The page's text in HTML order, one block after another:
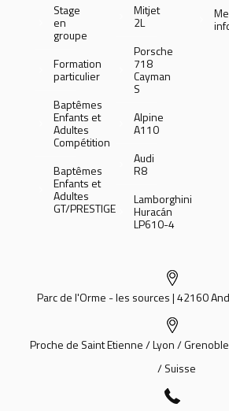
Stage
en
groupe
Formation
particulier
Baptêmes
Enfants et
Adultes
Compétition
Baptêmes
Enfants et
Adultes
GT/PRESTIGE
Mitjet
2L
Porsche
718
Cayman
S
Alpine
A110
Audi
R8
Lamborghini
Huracán
LP610-4
Parc de l'Orme - les sources | 42160
Proche de Saint Etienne / Lyon /
/ Suisse